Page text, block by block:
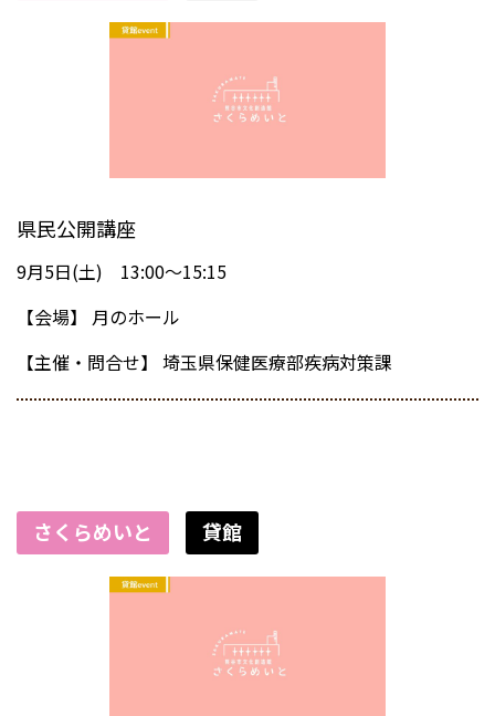
県民公開講座
9月5日(土) 13:00～15:15
【会場】
月のホール
【主催・問合せ】 埼玉県保健医療部疾病対策課
さくらめいと 貸館